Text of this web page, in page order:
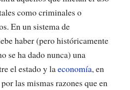
como criminales o
En un sistema de
haber (pero históricamente
se ha dado nunca) una
el estado y laeconomía, en
las mismas razones que en